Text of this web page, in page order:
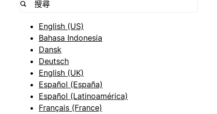
English (US)
Bahasa Indonesia
Dansk
Deutsch
English (UK)
Español (España)
Español (Latinoamérica)
Français (France)